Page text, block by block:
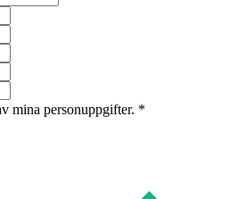
mina personuppgifter. *